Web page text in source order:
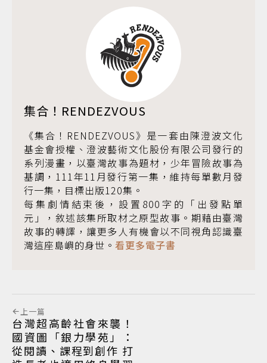
集合！RENDEZVOUS
《集合！RENDEZVOUS》是一套由陳澄波文化
基金會授權、澄波藝術文化股份有限公司發行的
系列漫畫，以臺灣故事為題材，少年冒險故事為
基調，111年11月發行第一集，維持每單數月發
行一集，目標出版120集。
每集劇情結束後，設置800字的「出發點單
元」，敘述該集所取材之原型故事。期藉由臺灣
故事的轉譯，讓更多人有機會以不同視角認識臺
灣這座島嶼的身世。 看更多電子書
上一篇
台灣超高齡社會來襲！
國資圖「銀力學苑」：
從閱讀、課程到創作 打